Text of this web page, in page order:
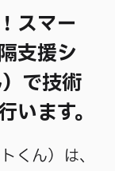
スマー
支援シ
で技術
ます。
くん）は、